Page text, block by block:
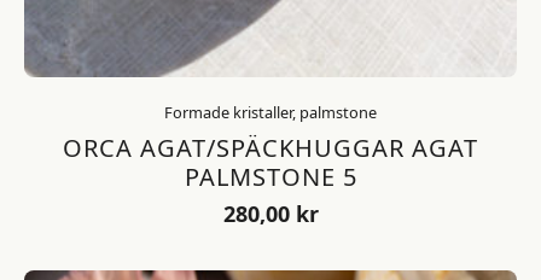
Formade kristaller, palmstone
ORCA AGAT/SPÄCKHUGGAR AGAT
PALMSTONE 5
280,00 kr